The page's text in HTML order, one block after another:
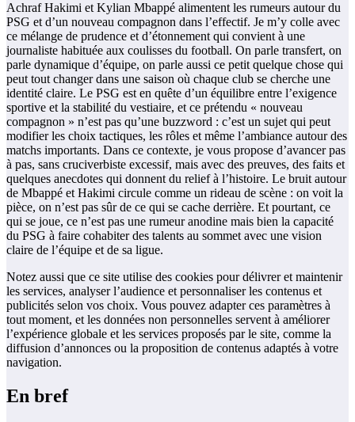
Achraf Hakimi et Kylian Mbappé alimentent les rumeurs autour du
PSG et d’un nouveau compagnon dans l’effectif. Je m’y colle avec
ce mélange de prudence et d’étonnement qui convient à une
journaliste habituée aux coulisses du football. On parle transfert, on
parle dynamique d’équipe, on parle aussi ce petit quelque chose qui
peut tout changer dans une saison où chaque club se cherche une
identité claire. Le PSG est en quête d’un équilibre entre l’exigence
sportive et la stabilité du vestiaire, et ce prétendu « nouveau
compagnon » n’est pas qu’une buzzword : c’est un sujet qui peut
modifier les choix tactiques, les rôles et même l’ambiance autour des
matchs importants. Dans ce contexte, je vous propose d’avancer pas
à pas, sans cruciverbiste excessif, mais avec des preuves, des faits et
quelques anecdotes qui donnent du relief à l’histoire. Le bruit autour
de Mbappé et Hakimi circule comme un rideau de scène : on voit la
pièce, on n’est pas sûr de ce qui se cache derrière. Et pourtant, ce
qui se joue, ce n’est pas une rumeur anodine mais bien la capacité
du PSG à faire cohabiter des talents au sommet avec une vision
claire de l’équipe et de sa ligue.
Notez aussi que ce site utilise des cookies pour délivrer et maintenir
les services, analyser l’audience et personnaliser les contenus et
publicités selon vos choix. Vous pouvez adapter ces paramètres à
tout moment, et les données non personnelles servent à améliorer
l’expérience globale et les services proposés par le site, comme la
diffusion d’annonces ou la proposition de contenus adaptés à votre
navigation.
En bref